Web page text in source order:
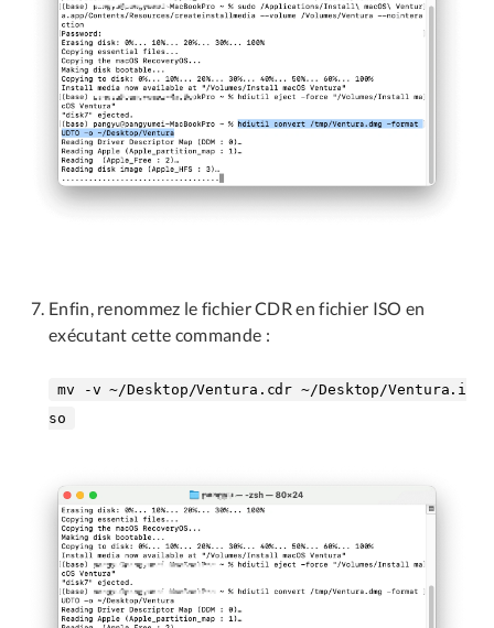
Enfin, renommez le fichier CDR en fichier ISO en
exécutant cette commande :
mv -v ~/Desktop/Ventura.cdr ~/Desktop/Ventura.i
so